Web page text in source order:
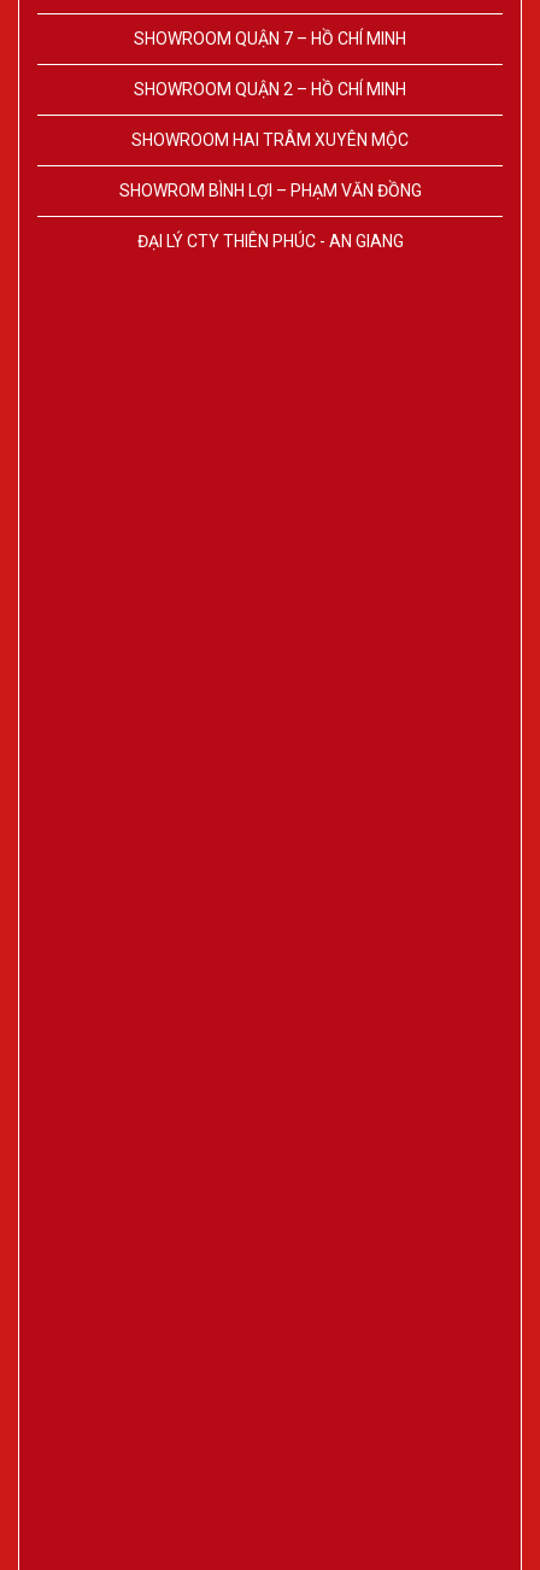
SHOWROOM QUẬN 7 – HỒ CHÍ MINH
SHOWROOM QUẬN 2 – HỒ CHÍ MINH
SHOWROOM HAI TRÂM XUYÊN MỘC
SHOWROM BÌNH LỢI – PHẠM VĂN ĐỒNG
ĐẠI LÝ CTY THIÊN PHÚC - AN GIANG